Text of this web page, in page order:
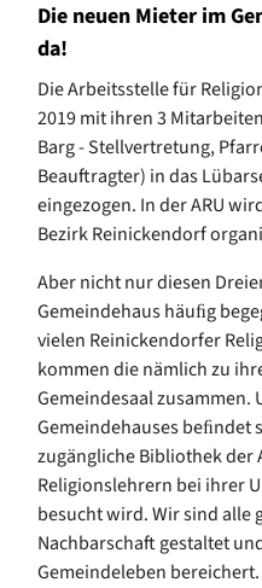
Die neuen Mieter im
da!
Die Arbeitsstelle für
2019 mit ihren 3
Barg - Stellvertretung,
Beauftragter) in das
eingezogen. In der ARU
Bezirk Reinickendorf
Aber nicht nur diesen
Gemeindehaus häuﬁg
vielen Reinickendorfer
kommen die nämlich zu
Gemeindesaal zusammen.
Gemeindehauses beﬁndet
zugängliche Bibliothek der
Religionslehrern bei ihrer
besucht wird. Wir sind alle
Nachbarschaft gestaltet
Gemeindeleben bereichert.